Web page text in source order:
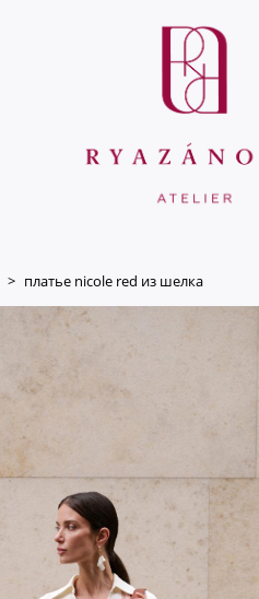
> платье nicole red из шелка